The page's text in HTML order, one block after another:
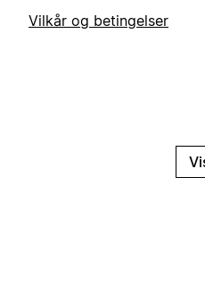
Vilkår og betingelser